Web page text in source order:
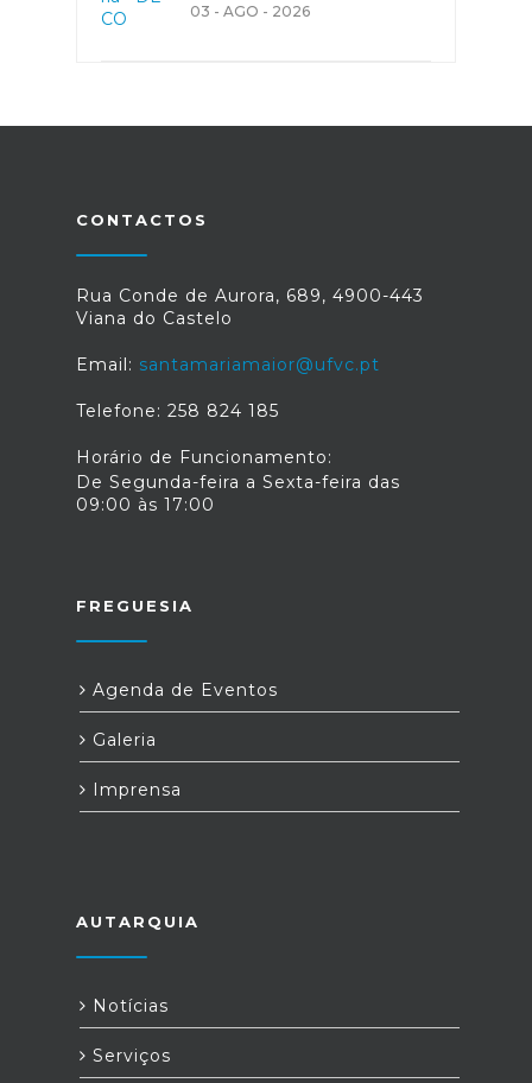
03 - AGO - 2026
CONTACTOS
Rua Conde de Aurora, 689, 4900-443
Viana do Castelo
Email: santamariamaior@ufvc.pt
Telefone: 258 824 185
Horário de Funcionamento:
De Segunda-feira a Sexta-feira das
09:00 às 17:00
FREGUESIA
Agenda de Eventos
Galeria
Imprensa
AUTARQUIA
Notícias
Serviços